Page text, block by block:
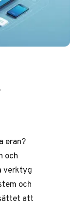
eran?
och
verktyg
och
att